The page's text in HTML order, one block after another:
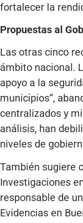
fortalecer la
Propuestas al
Las otras cinco
ámbito nacional.
apoyo a la
municipios”,
centralizados y
análisis, han
niveles de
También sugiere
Investigaciones
responsable de
Evidencias en